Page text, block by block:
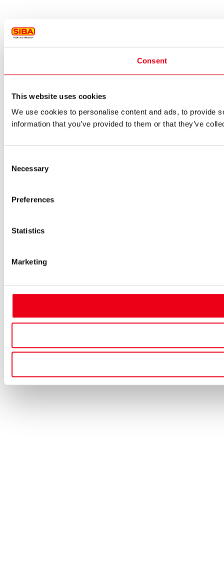
Consent
This website uses cookies
We use cookies to personalise content and ads, to provide
information that you’ve provided to them or that they’ve
Selection
Necessary
Preferences
Statistics
Marketing